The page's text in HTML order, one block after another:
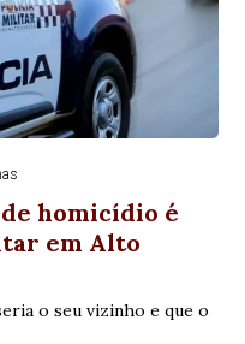
homicídio é
em Alto
o seu vizinho e que o